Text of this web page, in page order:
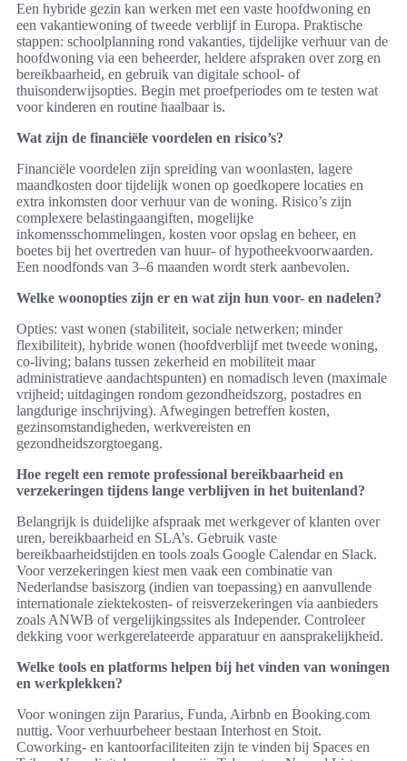
Een hybride gezin kan werken met een vaste hoofdwoning en
een vakantiewoning of tweede verblijf in Europa. Praktische
stappen: schoolplanning rond vakanties, tijdelijke verhuur van de
hoofdwoning via een beheerder, heldere afspraken over zorg en
bereikbaarheid, en gebruik van digitale school- of
thuisonderwijsopties. Begin met proefperiodes om te testen wat
voor kinderen en routine haalbaar is.
Wat zijn de financiële voordelen en risico’s?
Financiële voordelen zijn spreiding van woonlasten, lagere
maandkosten door tijdelijk wonen op goedkopere locaties en
extra inkomsten door verhuur van de woning. Risico’s zijn
complexere belastingaangiften, mogelijke
inkomensschommelingen, kosten voor opslag en beheer, en
boetes bij het overtreden van huur- of hypotheekvoorwaarden.
Een noodfonds van 3–6 maanden wordt sterk aanbevolen.
Welke woonopties zijn er en wat zijn hun voor- en nadelen?
Opties: vast wonen (stabiliteit, sociale netwerken; minder
flexibiliteit), hybride wonen (hoofdverblijf met tweede woning,
co-living; balans tussen zekerheid en mobiliteit maar
administratieve aandachtspunten) en nomadisch leven (maximale
vrijheid; uitdagingen rondom gezondheidszorg, postadres en
langdurige inschrijving). Afwegingen betreffen kosten,
gezinsomstandigheden, werkvereisten en
gezondheidszorgtoegang.
Hoe regelt een remote professional bereikbaarheid en
verzekeringen tijdens lange verblijven in het buitenland?
Belangrijk is duidelijke afspraak met werkgever of klanten over
uren, bereikbaarheid en SLA’s. Gebruik vaste
bereikbaarheidstijden en tools zoals Google Calendar en Slack.
Voor verzekeringen kiest men vaak een combinatie van
Nederlandse basiszorg (indien van toepassing) en aanvullende
internationale ziektekosten- of reisverzekeringen via aanbieders
zoals ANWB of vergelijkingssites als Independer. Controleer
dekking voor werkgerelateerde apparatuur en aansprakelijkheid.
Welke tools en platforms helpen bij het vinden van woningen
en werkplekken?
Voor woningen zijn Pararius, Funda, Airbnb en Booking.com
nuttig. Voor verhuurbeheer bestaan Interhost en Stoit.
Coworking- en kantoorfaciliteiten zijn te vinden bij Spaces en